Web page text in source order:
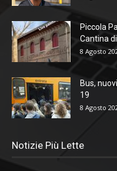
Piccola
Cantina
8 Agosto
Bus,
19
8 Agosto
Notizie Più Lette